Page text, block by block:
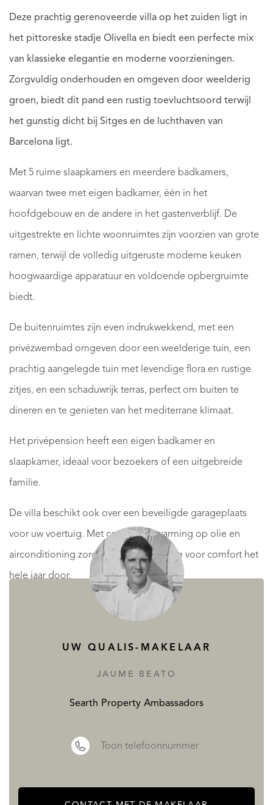
Deze prachtig gerenoveerde villa op het zuiden ligt in
het pittoreske stadje Olivella en biedt een perfecte mix
van klassieke elegantie en moderne voorzieningen.
Zorgvuldig onderhouden en omgeven door weelderig
groen, biedt dit pand een rustig toevluchtsoord terwijl
het gunstig dicht bij Sitges en de luchthaven van
Barcelona ligt.
Met 5 ruime slaapkamers en meerdere badkamers,
waarvan twee met eigen badkamer, één in het
hoofdgebouw en de andere in het gastenverblijf. De
uitgestrekte en lichte woonruimtes zijn voorzien van grote
ramen, terwijl de volledig uitgeruste moderne keuken
hoogwaardige apparatuur en voldoende opbergruimte
biedt.
De buitenruimtes zijn even indrukwekkend, met een
privézwembad omgeven door een weelderige tuin, een
prachtig aangelegde tuin met levendige flora en rustige
zitjes, en een schaduwrijk terras, perfect om buiten te
dineren en te genieten van het mediterrane klimaat.
Het privépension heeft een eigen badkamer en
slaapkamer, ideaal voor bezoekers of een uitgebreide
familie.
De villa beschikt ook over een beveiligde garageplaats
voor uw voertuig. Met centrale verwarming op olie en
airconditioning zorgt de accommodatie voor comfort het
hele jaar door.
Of u nu op zoek bent naar een rustig toevluchtsoord of
stadsleven, deze villa in Olivella biedt het beste van twee
werelden. Mis de kans niet om van dit droomhuis uw
MINDER LEZEN
UW QUALIS-MAKELAAR
JAUME BEATO
Searth Property Ambassadors
Toon telefoonnummer